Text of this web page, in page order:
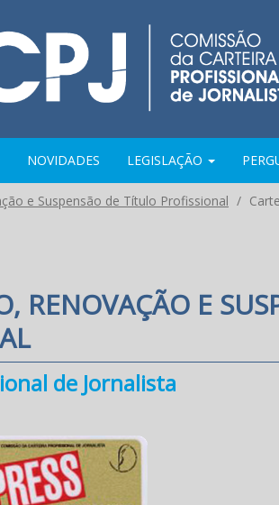
NOVIDADES LEGISLAÇÃO
e Suspensão de Título Profissional
RENOVAÇÃO E
de Jornalista